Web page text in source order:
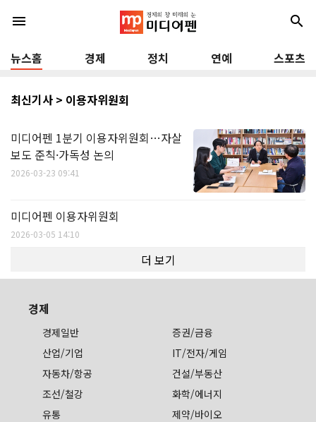
menu search
뉴스홈 경제 정치 연예 스포츠
최신기사 > 이용자위원회
미디어펜 1분기 이용자위원회…자살
보도 준칙·가독성 논의
2026-03-23 09:41
미디어펜 이용자위원회
2026-03-05 14:10
더 보기
경제
경제일반
증권/금융
산업/기업
IT/전자/게임
자동차/항공
건설/부동산
조선/철강
화학/에너지
유통
제약/바이오